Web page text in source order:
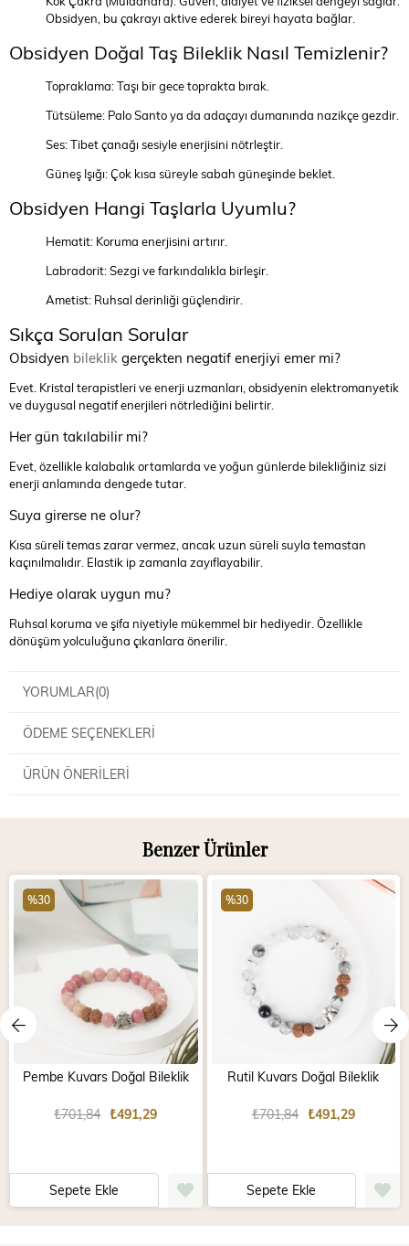
Obsidyen, bu çakrayı aktive ederek bireyi hayata bağlar.
Obsidyen Doğal Taş Bileklik Nasıl Temizlenir?
Topraklama: Taşı bir gece toprakta bırak.
Tütsüleme: Palo Santo ya da adaçayı dumanında nazikçe gezdir.
Ses: Tibet çanağı sesiyle enerjisini nötrleştir.
Güneş Işığı: Çok kısa süreyle sabah güneşinde beklet.
Obsidyen Hangi Taşlarla Uyumlu?
Hematit: Koruma enerjisini artırır.
Labradorit: Sezgi ve farkındalıkla birleşir.
Ametist: Ruhsal derinliği güçlendirir.
Sıkça Sorulan Sorular
Obsidyen bileklik gerçekten negatif enerjiyi emer mi?
Evet. Kristal terapistleri ve enerji uzmanları, obsidyenin elektromanyetik
ve duygusal negatif enerjileri nötrlediğini belirtir.
Her gün takılabilir mi?
Evet, özellikle kalabalık ortamlarda ve yoğun günlerde bilekliğiniz sizi
enerji anlamında dengede tutar.
Suya girerse ne olur?
Kısa süreli temas zarar vermez, ancak uzun süreli suyla temastan
kaçınılmalıdır. Elastik ip zamanla zayıflayabilir.
Hediye olarak uygun mu?
Ruhsal koruma ve şifa niyetiyle mükemmel bir hediyedir. Özellikle
dönüşüm yolculuğuna çıkanlara önerilir.
YORUMLAR(0)
ÖDEME SEÇENEKLERI
ÜRÜN ÖNERILERI
Benzer Ürünler
Pembe Kuvars Doğal Bileklik
₺491,29
₺701,84
Sepete Ekle
%30
Rutil Kuvars Doğal Bileklik
₺491,29
₺701,84
Sepete Ekle
%30